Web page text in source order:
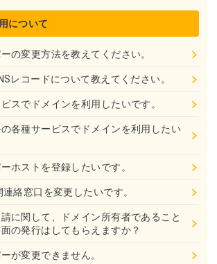
について
の変更方法を教えてください。
レコードについて教えてください。
スでドメインを利用したいです。
各種サービスでドメインを利用したい
ホストを登録したいです。
絡窓口を変更したいです。
に関して、ドメイン所有者であること
の発行はしてもらえますか？
が変更できません。